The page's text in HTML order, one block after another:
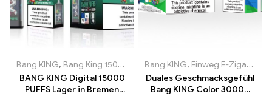
Bang KING, Bang King 15000 Puffs ,Einweg E-zigarette mit Nikotin
BANG KING Digital 15000
PUFFS Lager in Bremen
Bang KING, Einweg E-Zigaretten
Duales Geschmacksgefühl
Bang KING Color 30000